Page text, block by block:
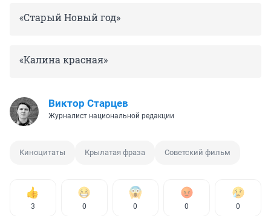
«Старый Новый год»
«Калина красная»
Виктор Старцев
Журналист национальной редакции
Киноцитаты Крылатая фраза Советский фильм
3 0 0 0 0